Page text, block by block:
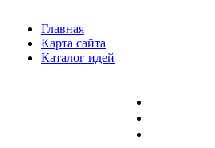
Главная
Карта сайта
Каталог идей